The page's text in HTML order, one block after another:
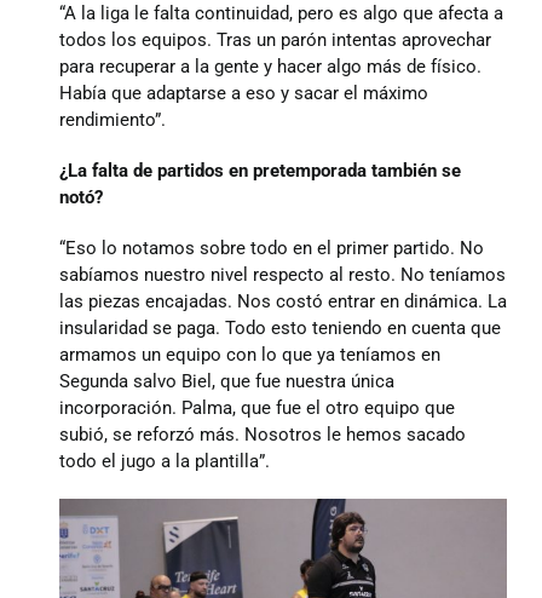
“A la liga le falta continuidad, pero es algo que afecta a
todos los equipos. Tras un parón intentas aprovechar
para recuperar a la gente y hacer algo más de físico.
Había que adaptarse a eso y sacar el máximo
rendimiento”.
¿La falta de partidos en pretemporada también se
notó?
“Eso lo notamos sobre todo en el primer partido. No
sabíamos nuestro nivel respecto al resto. No teníamos
las piezas encajadas. Nos costó entrar en dinámica. La
insularidad se paga. Todo esto teniendo en cuenta que
armamos un equipo con lo que ya teníamos en
Segunda salvo Biel, que fue nuestra única
incorporación. Palma, que fue el otro equipo que
subió, se reforzó más. Nosotros le hemos sacado
todo el jugo a la plantilla”.